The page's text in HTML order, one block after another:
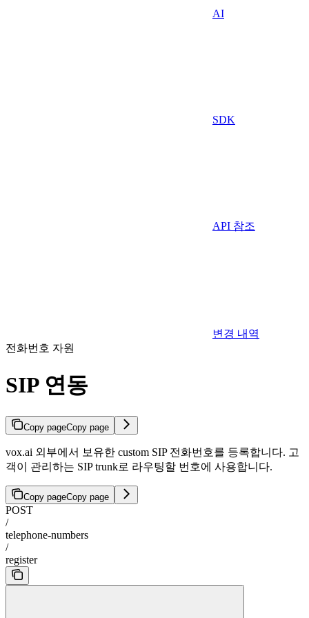
AI
SDK
API 참조
변경 내역
전화번호 자원
SIP 연동
Copy pageCopy page
vox.ai 외부에서 보유한 custom SIP 전화번호를 등록합니다. 고
객이 관리하는 SIP trunk로 라우팅할 번호에 사용합니다.
Copy pageCopy page
POST
/
telephone-numbers
/
register